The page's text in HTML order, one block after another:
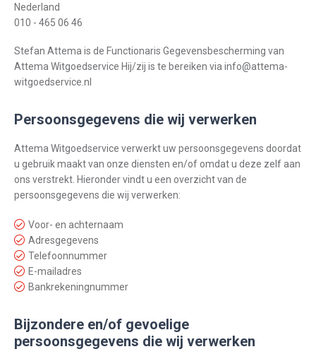
Nederland
010 - 465 06 46
Stefan Attema is de Functionaris Gegevensbescherming van
Attema Witgoedservice Hij/zij is te bereiken via info@attema-
witgoedservice.nl
Persoonsgegevens die wij verwerken
Attema Witgoedservice verwerkt uw persoonsgegevens doordat
u gebruik maakt van onze diensten en/of omdat u deze zelf aan
ons verstrekt. Hieronder vindt u een overzicht van de
persoonsgegevens die wij verwerken:
Voor- en achternaam
Adresgegevens
Telefoonnummer
E-mailadres
Bankrekeningnummer
Bijzondere en/of gevoelige
persoonsgegevens die wij verwerken